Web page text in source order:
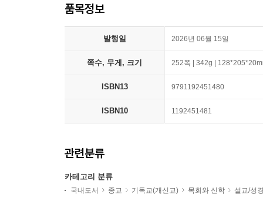
품목정보
발행일 2026년 06월 15일
쪽수, 무게, 크기 252쪽 | 342g |
ISBN13 9791192451480
ISBN10 1192451481
관련분류
카테고리 분류
국내도서 종교 기독교(개신교) 목회와 신학 설교/성